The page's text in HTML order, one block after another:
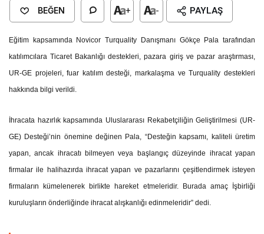
BEĞEN + - PAYLAŞ
Eğitim kapsamında Novicor Turquality Danışmanı Gökçe Pala tarafından
katılımcılara Ticaret Bakanlığı destekleri, pazara giriş ve pazar araştırması,
UR-GE projeleri, fuar katılım desteği, markalaşma ve Turquality destekleri
hakkında bilgi verildi.
İhracata hazırlık kapsamında Uluslararası Rekabetçiliğin Geliştirilmesi (UR-
GE) Desteği’nin önemine değinen Pala, “Desteğin kapsamı, kaliteli üretim
yapan, ancak ihracatı bilmeyen veya başlangıç düzeyinde ihracat yapan
firmalar ile halihazırda ihracat yapan ve pazarlarını çeşitlendirmek isteyen
firmaların kümelenerek birlikte hareket etmeleridir. Burada amaç İşbirliği
kuruluşların önderliğinde ihracat alışkanlığı edinmeleridir” dedi.